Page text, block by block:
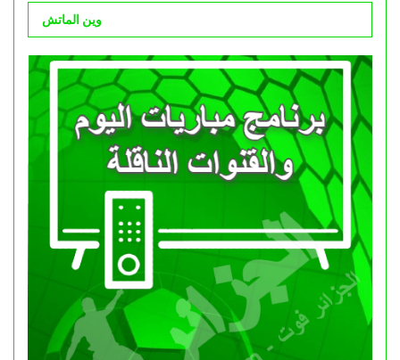
وين الماتش